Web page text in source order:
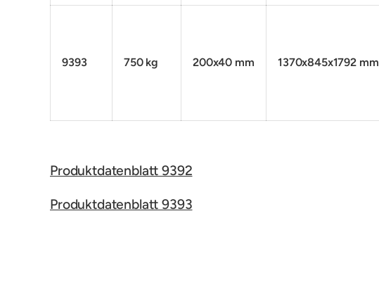
9393 750 kg 200x40 mm 1370x845x1792 mm
Produktdatenblatt 9392
Produktdatenblatt 9393